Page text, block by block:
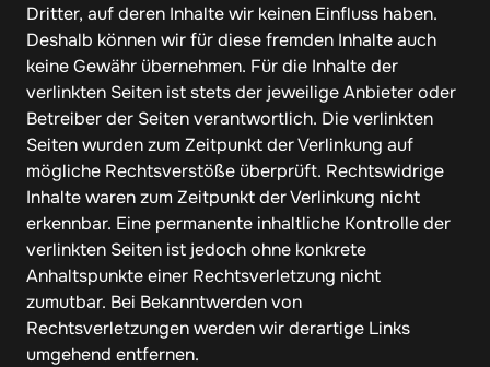
Dritter, auf deren Inhalte wir keinen Einfluss haben.
Deshalb können wir für diese fremden Inhalte auch
keine Gewähr übernehmen. Für die Inhalte der
verlinkten Seiten ist stets der jeweilige Anbieter oder
Betreiber der Seiten verantwortlich. Die verlinkten
Seiten wurden zum Zeitpunkt der Verlinkung auf
mögliche Rechtsverstöße überprüft. Rechtswidrige
Inhalte waren zum Zeitpunkt der Verlinkung nicht
erkennbar. Eine permanente inhaltliche Kontrolle der
verlinkten Seiten ist jedoch ohne konkrete
Anhaltspunkte einer Rechtsverletzung nicht
zumutbar. Bei Bekanntwerden von
Rechtsverletzungen werden wir derartige Links
umgehend entfernen.